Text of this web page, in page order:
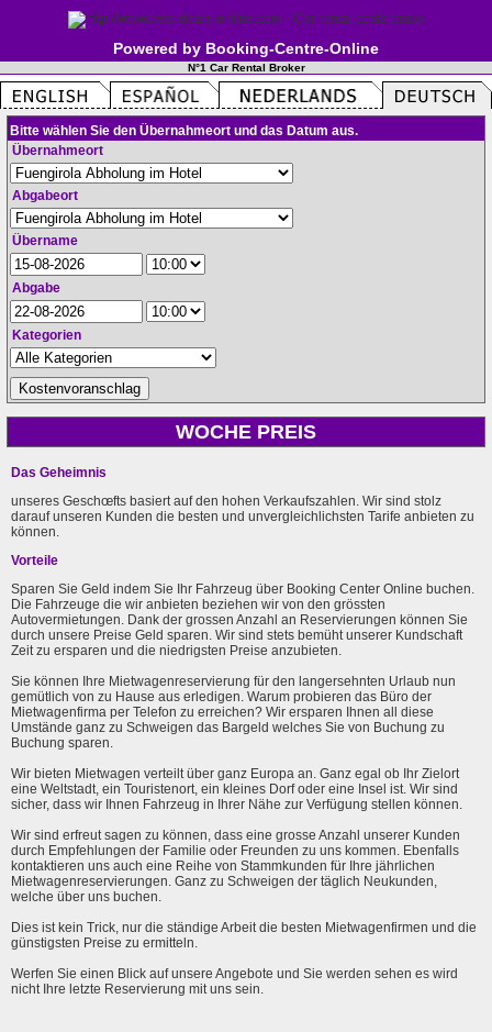
Powered by Booking-Centre-Online
N°1 Car Rental Broker
Bitte wählen Sie den Übernahmeort und das Datum aus.
Übernahmeort
Abgabeort
Übername
Abgabe
Kategorien
WOCHE PREIS
Das Geheimnis
unseres Geschœfts basiert auf den hohen Verkaufszahlen. Wir sind stolz
darauf unseren Kunden die besten und unvergleichlichsten Tarife anbieten zu
können.
Vorteile
Sparen Sie Geld indem Sie Ihr Fahrzeug über Booking Center Online buchen.
Die Fahrzeuge die wir anbieten beziehen wir von den grössten
Autovermietungen. Dank der grossen Anzahl an Reservierungen können Sie
durch unsere Preise Geld sparen. Wir sind stets bemüht unserer Kundschaft
Zeit zu ersparen und die niedrigsten Preise anzubieten.
Sie können Ihre Mietwagenreservierung für den langersehnten Urlaub nun
gemütlich von zu Hause aus erledigen. Warum probieren das Büro der
Mietwagenfirma per Telefon zu erreichen? Wir ersparen Ihnen all diese
Umstände ganz zu Schweigen das Bargeld welches Sie von Buchung zu
Buchung sparen.
Wir bieten Mietwagen verteilt über ganz Europa an. Ganz egal ob Ihr Zielort
eine Weltstadt, ein Touristenort, ein kleines Dorf oder eine Insel ist. Wir sind
sicher, dass wir Ihnen Fahrzeug in Ihrer Nähe zur Verfügung stellen können.
Wir sind erfreut sagen zu können, dass eine grosse Anzahl unserer Kunden
durch Empfehlungen der Familie oder Freunden zu uns kommen. Ebenfalls
kontaktieren uns auch eine Reihe von Stammkunden für Ihre jährlichen
Mietwagenreservierungen. Ganz zu Schweigen der täglich Neukunden,
welche über uns buchen.
Dies ist kein Trick, nur die ständige Arbeit die besten Mietwagenfirmen und die
günstigsten Preise zu ermitteln.
Werfen Sie einen Blick auf unsere Angebote und Sie werden sehen es wird
nicht Ihre letzte Reservierung mit uns sein.